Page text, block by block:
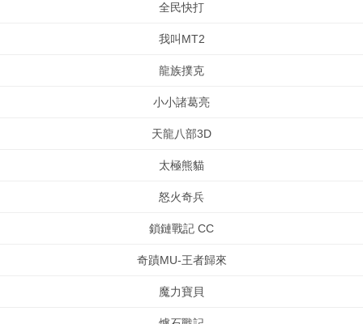
全民快打
我叫MT2
龍族撲克
小小諸葛亮
天龍八部3D
太極熊貓
怒火奇兵
鎖鏈戰記 CC
奇蹟MU-王者歸來
魔力寶貝